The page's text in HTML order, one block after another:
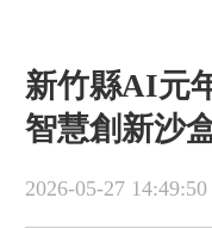
新竹縣AI元
智慧創新沙
2026-05-27 14:49:50